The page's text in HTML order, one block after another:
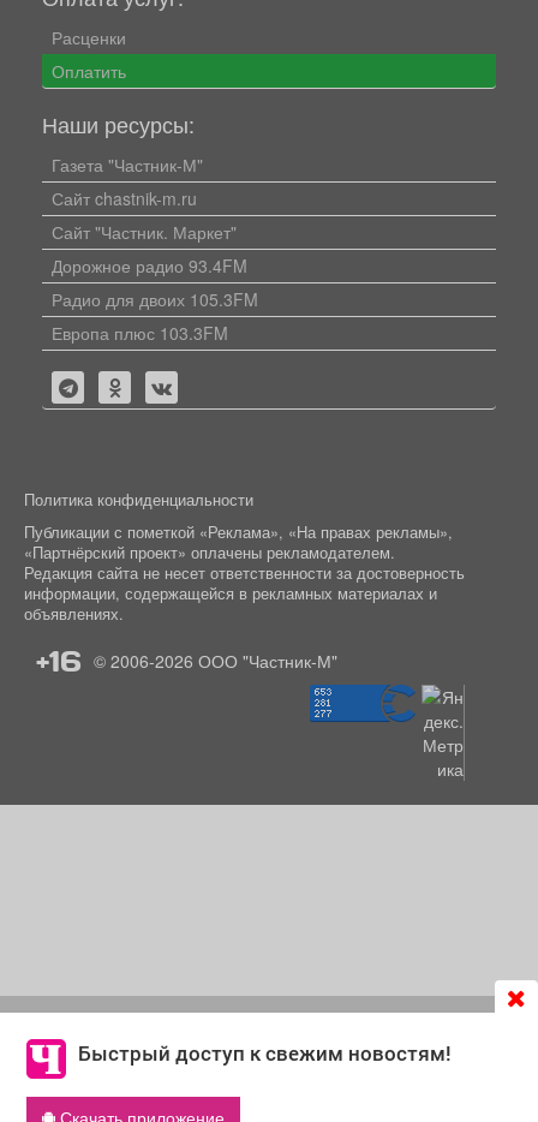
Быстрый доступ к свежим новостям!
Скачать приложение
согласие на обработку файлов cookie, которые
обеспечивают корректную работу сайта и сбора
информации для улучшения качества сервисов.
Расценки
Оплатить
Наши ресурсы:
Газета "Частник-М"
Сайт chastnik-m.ru
Сайт "Частник. Маркет"
Дорожное радио 93.4FM
Радио для двоих 105.3FM
Европа плюс 103.3FM
Политика конфиденциальности
Публикации с пометкой «Реклама», «На правах рекламы»,
«Партнёрский проект» оплачены рекламодателем.
Редакция сайта не несет ответственности за достоверность
информации, содержащейся в рекламных материалах и
объявлениях.
+16 © 2006-2026 ООО "Частник-М"